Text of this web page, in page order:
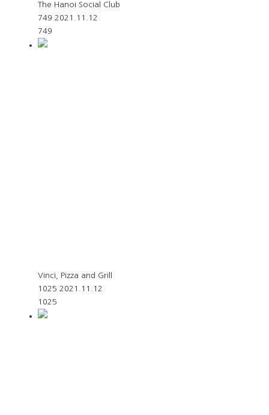
The Hanoi Social Club
749 2021.11.12
749
Vinci, Pizza and Grill
1025 2021.11.12
1025